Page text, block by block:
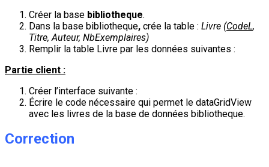
Créer la base bibliotheque.
Dans la base bibliotheque, crée la table : Livre (CodeL,
Titre, Auteur, NbExemplaires)
Remplir la table Livre par les données suivantes :
Partie client :
Créer l’interface suivante :
Écrire le code nécessaire qui permet le dataGridView
avec les livres de la base de données bibliotheque.
Correction